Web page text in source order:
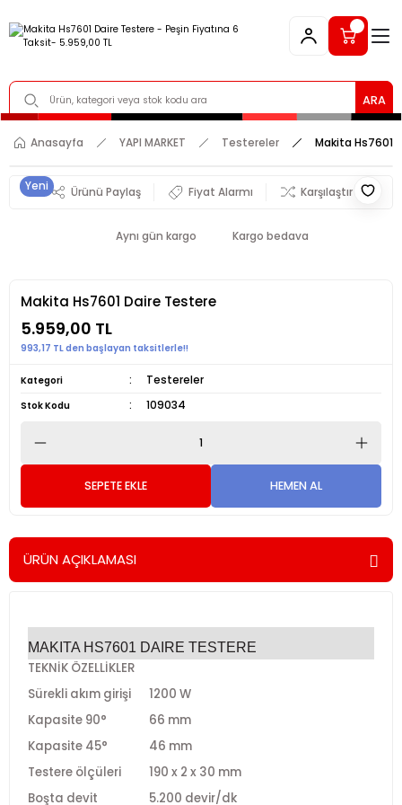
ARA
Anasayfa YAPI MARKET Testereler Makita Hs7601
Yeni Ürünü Paylaş Fiyat Alarmı Karşılaştır
Aynı gün kargo Kargo bedava
Makita Hs7601 Daire Testere
5.959,00 TL
993,17 TL den başlayan taksitlerle!!
Kategori Testereler
Stok Kodu 109034
SEPETE EKLE HEMEN AL
ÜRÜN AÇIKLAMASI
MAKITA HS7601 DAIRE TESTERE
TEKNİK ÖZELLİKLER
Sürekli akım girişi
1200 W
Kapasite 90°
66 mm
Kapasite 45°
46 mm
Testere ölçüleri
190 x 2 x 30 mm
Boşta devit
5.200 devir/dk